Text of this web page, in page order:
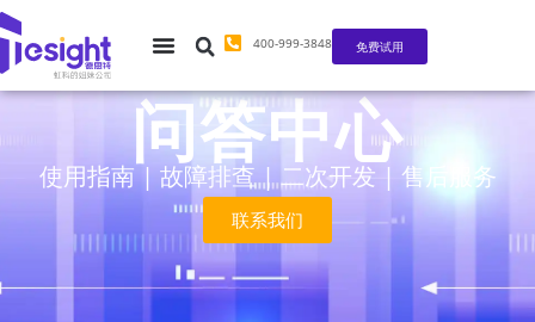
400-999-3848 免费试用
问答中心
使用指南 | 故障排查 | 二次开发 | 售后服务
联系我们